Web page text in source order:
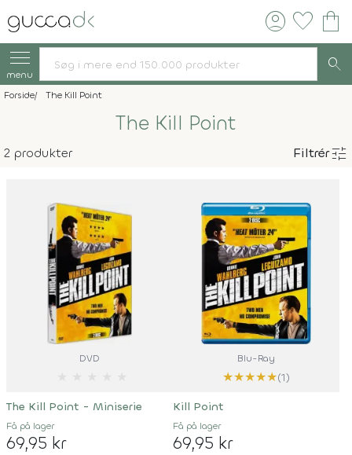
account_circle favorite shopping_bag
menu search
Forside The Kill Point
The Kill Point
2 produkter Filtrértune
DVD
The Kill Point - Miniserie
Få på lager
69,95 kr
Blu-Ray
★★★★★(1)
Kill Point
Få på lager
69,95 kr